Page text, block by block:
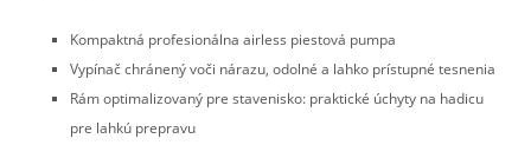
Kompaktná profesionálna airless piestová pumpa
Vypínač chránený voči nárazu, odolné a lahko prístupné tesnenia
Rám optimalizovaný pre stavenisko: praktické úchyty na hadicu
pre lahkú prepravu